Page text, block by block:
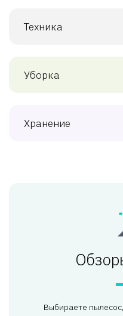
Техника
Уборка
Хранение
Выбираете